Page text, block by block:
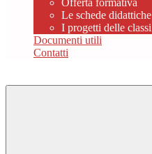
Offerta formativa
Le schede didattiche
I progetti delle classi
Documenti utili
Contatti